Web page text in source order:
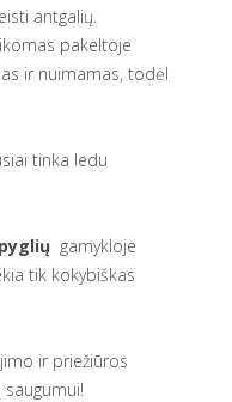
antgalių.
pakeltoje
ir nuimamas, todėl
tinka ledu
gamykloje
tik kokybiškas
ir priežiūros